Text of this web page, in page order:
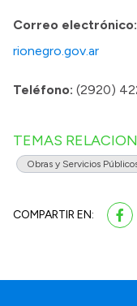
Correo electrónico:
rionegro.gov.ar
Teléfono: (2920)
TEMAS
Obras y Servicios
COMPARTIR EN: